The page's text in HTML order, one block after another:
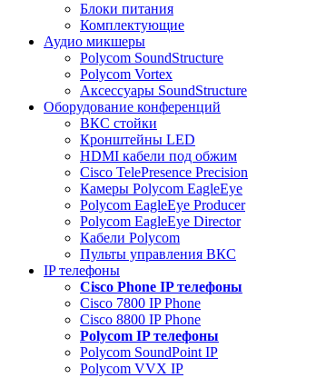
Блоки питания
Комплектующие
Аудио микшеры
Polycom SoundStructure
Polycom Vortex
Аксессуары SoundStructure
Оборудование конференций
ВКС стойки
Кронштейны LED
HDMI кабели под обжим
Cisco TelePresence Precision
Камеры Polycom EagleEye
Polycom EagleEye Producer
Polycom EagleEye Director
Кабели Polycom
Пульты управления ВКС
IP телефоны
Сisco Phone IP телефоны
Cisco 7800 IP Phone
Cisco 8800 IP Phone
Polycom IP телефоны
Polycom SoundPoint IP
Polycom VVX IP